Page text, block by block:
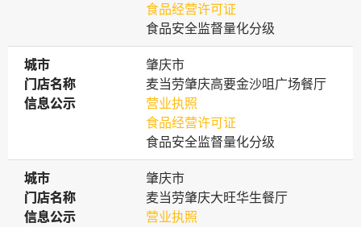
食品经营许可证
食品安全监督量化分级
城市
城市
肇庆市
门店名称
门店名称
麦当劳肇庆高要金沙咀广场餐厅
信息公示
信息公示
营业执照
食品经营许可证
食品安全监督量化分级
城市
城市
肇庆市
门店名称
门店名称
麦当劳肇庆大旺华生餐厅
信息公示
信息公示
营业执照